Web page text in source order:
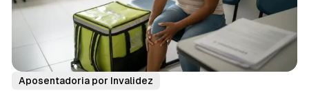
Aposentadoria por Invalidez